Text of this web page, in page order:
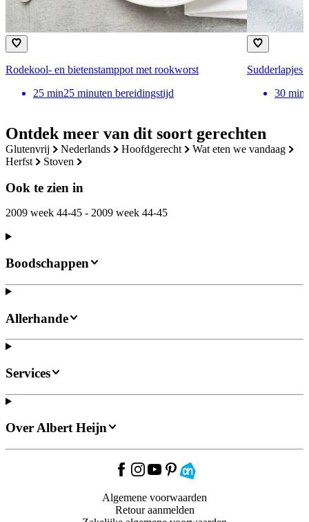
Ontdek meer van dit soort gerechten
glutenvrij nederlands hoofdgerecht
wat eten we vandaag
herfst
stoven
Ook te zien in
2009 week 44-45 - 2009 week 44-45
Rodekool- en bietenstamppot met rookworst
25 min25 minuten bereidingstijd
Sudderlapjes
30 min
Boodschappen
Allerhande
Services
Over Albert Heijn
Algemene voorwaarden
Retour aanmelden